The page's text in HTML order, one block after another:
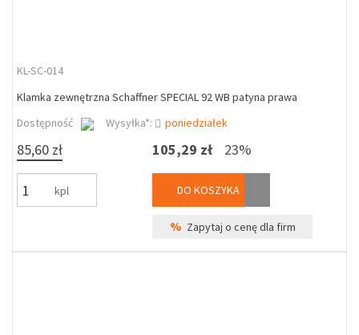
KL-SC-014
Klamka zewnętrzna Schaffner SPECIAL 92 WB patyna prawa
Dostępność
Wysyłka*: poniedziałek
85,60 zł
kpl
105,29 zł 23%
DO KOSZYKA
% Zapytaj o cenę dla firm